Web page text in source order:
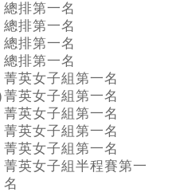
總排第一名
總排第一名
總排第一名
總排第一名
菁英女子組第一名
菁英女子組第一名
菁英女子組第一名
菁英女子組第一名
菁英女子組第一名
菁英女子組半程賽第一
名